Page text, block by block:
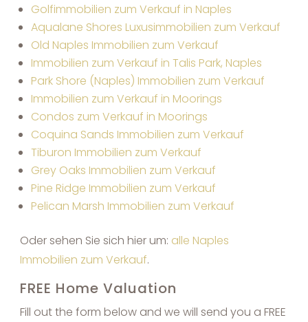
Golfimmobilien zum Verkauf in Naples
Aqualane Shores Luxusimmobilien zum Verkauf
Old Naples Immobilien zum Verkauf
Immobilien zum Verkauf in Talis Park, Naples
Park Shore (Naples) Immobilien zum Verkauf
Immobilien zum Verkauf in Moorings
Condos zum Verkauf in Moorings
Coquina Sands Immobilien zum Verkauf
Tiburon Immobilien zum Verkauf
Grey Oaks Immobilien zum Verkauf
Pine Ridge Immobilien zum Verkauf
Pelican Marsh Immobilien zum Verkauf
Oder sehen Sie sich hier um: alle Naples
Immobilien zum Verkauf.
FREE Home Valuation
Fill out the form below and we will send you a FREE